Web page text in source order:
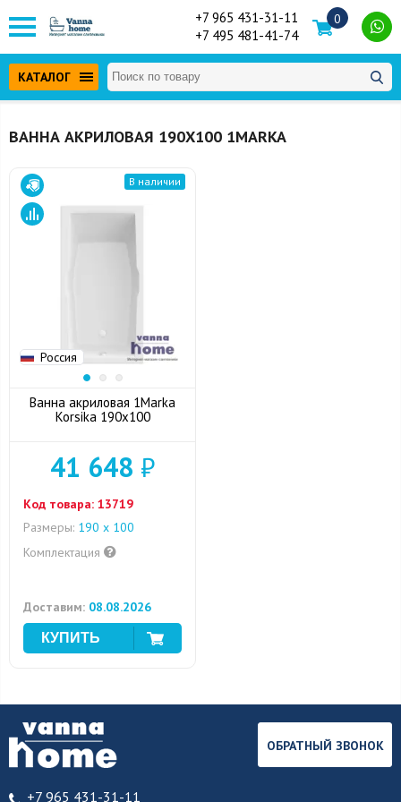
+7 965 431-31-11
+7 495 481-41-74
0
КАТАЛОГ
ВАННА АКРИЛОВАЯ 190Х100 1MARKA
Россия
В наличии
Ванна акриловая 1Marka
Korsika 190x100
41 648 ₽
Код товара: 13719
Размеры: 190 x 100
Комплектация
Доставим: 08.08.2026
+7 965 431-31-11
ОБРАТНЫЙ ЗВОНОК